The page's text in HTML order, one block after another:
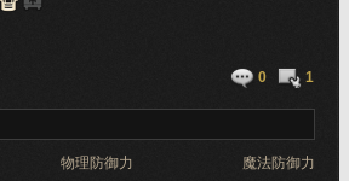
0 1
物理防御力 魔法防御力